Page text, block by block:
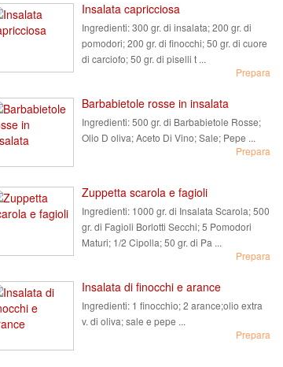
Insalata capricciosa
Ingredienti:300 gr. di insalata; 200 gr. di
pomodori; 200 gr. di finocchi; 50 gr. di cuore
di carciofo; 50 gr. di piselli t ...
Prepara
Barbabietole rosse in insalata
Ingredienti:500 gr. di Barbabietole Rosse;
Olio D oliva; Aceto Di Vino; Sale; Pepe ...
Prepara
Zuppetta scarola e fagioli
Ingredienti: 1000 gr. di Insalata Scarola; 500
gr. di Fagioli Borlotti Secchi; 5 Pomodori
Maturi; 1/2 Cipolla; 50 gr. di Pa ...
Prepara
Insalata di finocchi e arance
Ingredienti: 1 finocchio; 2 arance;olio extra
v. di oliva; sale e pepe ...
Prepara